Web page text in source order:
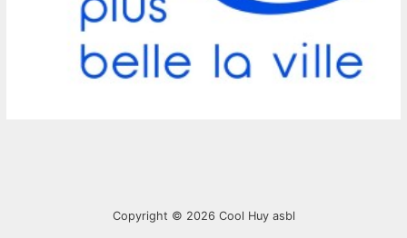
Copyright © 2026 Cool Huy asbl